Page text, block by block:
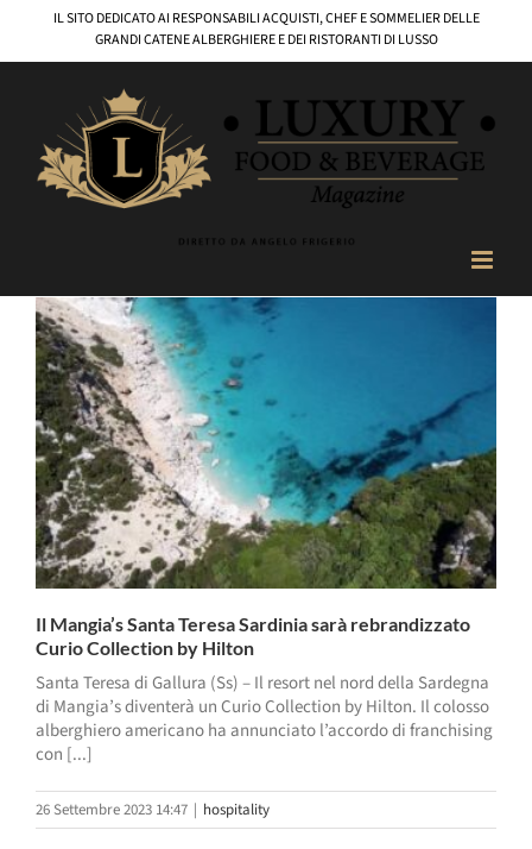
contenuto
IL SITO DEDICATO AI RESPONSABILI ACQUISTI, CHEF E SOMMELIER DELLE
GRANDI CATENE ALBERGHIERE E DEI RISTORANTI DI LUSSO
Il Mangia’s Santa Teresa Sardinia sarà rebrandizzato
Curio Collection by Hilton
Santa Teresa di Gallura (Ss) – Il resort nel nord della Sardegna
di Mangia’s diventerà un Curio Collection by Hilton. Il colosso
alberghiero americano ha annunciato l’accordo di franchising
con [...]
26 Settembre 2023 14:47 | hospitality